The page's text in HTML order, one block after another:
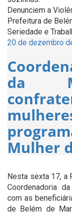
Denunciem a
Prefeitura de
Seriedade e
Publicado
20 de dezembro
da
Mulher
Nesta sexta 17, a
Coordenadoria
com as
de Belém de